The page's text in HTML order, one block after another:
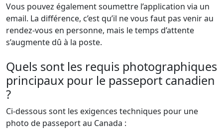
Vous pouvez également soumettre l’application via un
email. La différence, c’est qu’il ne vous faut pas venir au
rendez-vous en personne, mais le temps d’attente
s’augmente dû à la poste.
Quels sont les requis photographiques
principaux pour le passeport canadien
?
Ci-dessous sont les exigences techniques pour une
photo de passeport au Canada :